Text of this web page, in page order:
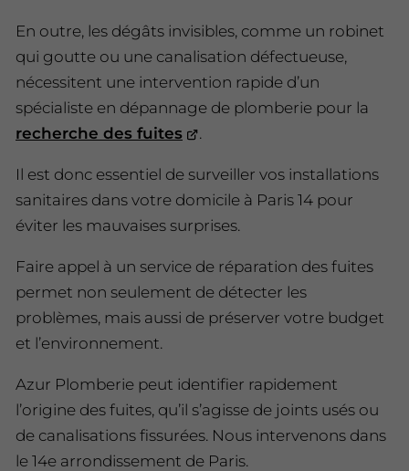
En outre, les dégâts invisibles, comme un robinet
qui goutte ou une canalisation défectueuse,
nécessitent une intervention rapide d’un
spécialiste en dépannage de plomberie pour la
recherche des fuites
.
Il est donc essentiel de surveiller vos installations
sanitaires dans votre domicile à Paris 14 pour
éviter les mauvaises surprises.
Faire appel à un service de réparation des fuites
permet non seulement de détecter les
problèmes, mais aussi de préserver votre budget
et l’environnement.
Azur Plomberie peut identifier rapidement
l’origine des fuites, qu’il s’agisse de joints usés ou
de canalisations fissurées. Nous intervenons dans
le 14e arrondissement de Paris.